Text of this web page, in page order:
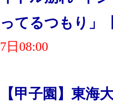
ってるつもり」
7日08:00
【甲子園】東海